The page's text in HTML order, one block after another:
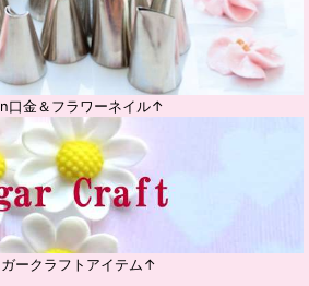
口金＆フラワーネイル↑
ークラフトアイテム↑